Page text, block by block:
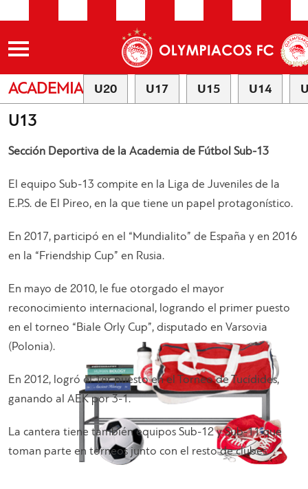
ACADEMIA U20 U17 U15 U14
U13
Sección Deportiva de la Academia de Fútbol Sub-13
El equipo Sub-13 compite en la Liga de Juveniles de la
E.P.S. de El Pireo, en la que tiene un papel protagonístico.
En 2017, participó en el “Mundialito” de España y en 2016
en la “Friendship Cup” en Rusia.
En mayo de 2010, le fue otorgado el mayor
reconocimiento internacional, logrando el primer puesto
en el torneo “Biale Orly Cup”, disputado en Varsovia
(Polonia).
En 2012, logró el 1er puesto en el Torneo de Tucídides,
ganando al AEK por 3-1.
La cantera tiene también equipos Sub-12 y Sub-11 que
toman parte en torneos junto con el resto de clubes.